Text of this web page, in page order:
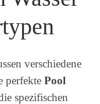
verschiedene
perfekte Pool
spezifischen